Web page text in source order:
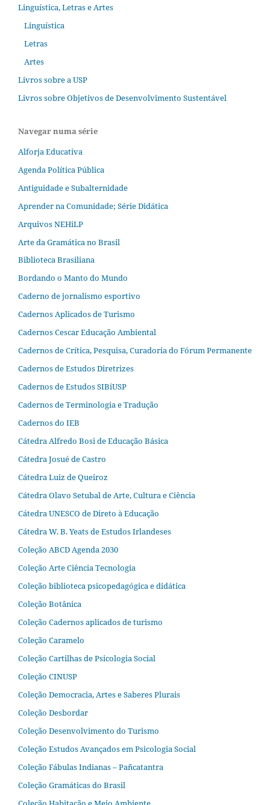
Linguística, Letras e Artes
Linguística
Letras
Artes
Livros sobre a USP
Livros sobre Objetivos de Desenvolvimento Sustentável
Navegar numa série
Alforja Educativa
Agenda Política Pública
Antiguidade e Subalternidade
Aprender na Comunidade; Série Didática
Arquivos NEHiLP
Arte da Gramática no Brasil
Biblioteca Brasiliana
Bordando o Manto do Mundo
Caderno de jornalismo esportivo
Cadernos Aplicados de Turismo
Cadernos Cescar Educação Ambiental
Cadernos de Crítica, Pesquisa, Curadoria do Fórum Permanente
Cadernos de Estudos Diretrizes
Cadernos de Estudos SIBiUSP
Cadernos de Terminologia e Tradução
Cadernos do IEB
Cátedra Alfredo Bosi de Educação Básica
Cátedra Josué de Castro
Cátedra Luiz de Queiroz
Cátedra Olavo Setubal de Arte, Cultura e Ciência
Cátedra UNESCO de Direto à Educação
Cátedra W. B. Yeats de Estudos Irlandeses
Coleção ABCD Agenda 2030
Coleção Arte Ciência Tecnologia
Coleção biblioteca psicopedagógica e didática
Coleção Botânica
Coleção Cadernos aplicados de turismo
Coleção Caramelo
Coleção Cartilhas de Psicologia Social
Coleção CINUSP
Coleção Democracia, Artes e Saberes Plurais
Coleção Desbordar
Coleção Desenvolvimento do Turismo
Coleção Estudos Avançados em Psicologia Social
Coleção Fábulas Indianas – Pañcatantra
Coleção Gramáticas do Brasil